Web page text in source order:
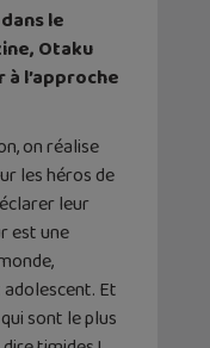
le
Otaku
à l’approche
on réalise
les héros de
leur
est une
Et
sont le plus